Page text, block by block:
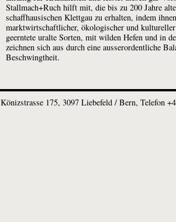
Stallmach+Ruch hilft mit, die bis zu 200 Jahre
schaffhausischen Klettgau zu erhalten, indem
marktwirtschaftlicher, ökologischer und
geerntete uralte Sorten, mit wilden Hefen und in
zeichnen sich aus durch eine ausserordentliche
Beschwingtheit.
Könizstrasse 175 3097 Liebefeld / Bern Telefon